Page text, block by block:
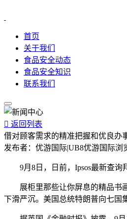
首页
关于我们
食品安全动态
食品安全知识
联系我们
 返回列表
借对顾客需求的精准把握和优良办
发布者： 优游国际|UB8优游国际浏
9月8日，日前，Ipsos最新查询拜
展柜里那些让你屏息的精品书画
下滑严沉。美国总统特朗普向七国